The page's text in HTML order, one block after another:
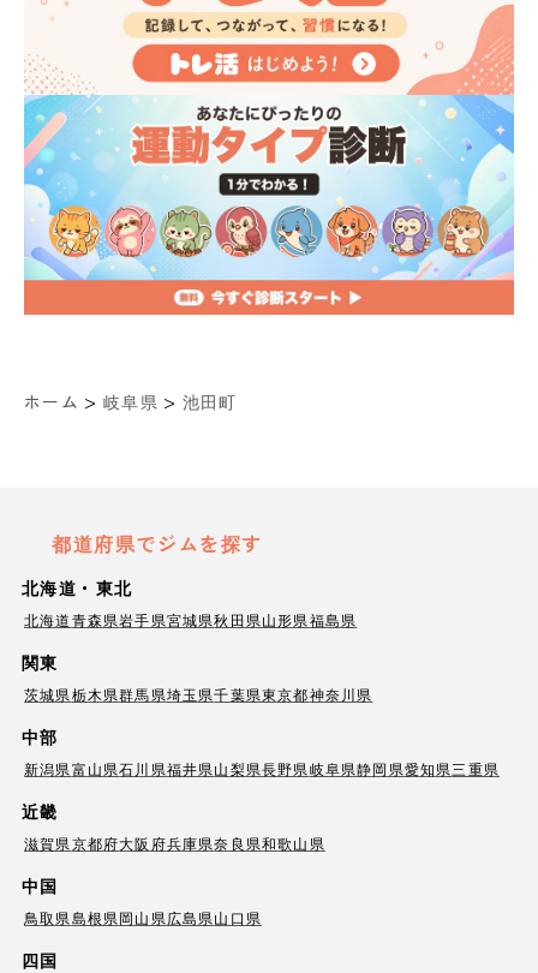
ホーム > 岐阜県 > 池田町
都道府県でジムを探す
北海道・東北
北海道青森県岩手県宮城県秋田県山形県福島県
関東
茨城県栃木県群馬県埼玉県千葉県東京都神奈川県
中部
新潟県富山県石川県福井県山梨県長野県岐阜県静岡県愛知県三重県
近畿
滋賀県京都府大阪府兵庫県奈良県和歌山県
中国
鳥取県島根県岡山県広島県山口県
四国